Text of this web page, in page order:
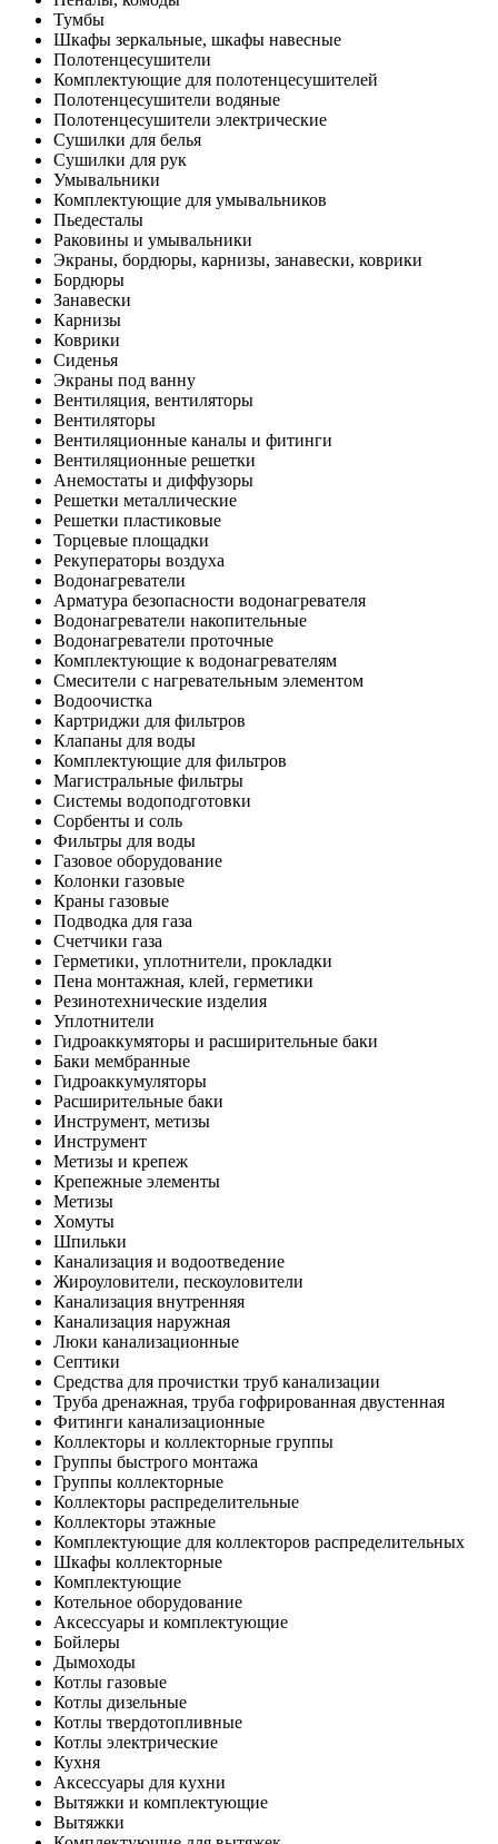
Тумбы
Шкафы зеркальные, шкафы навесные
Полотенцесушители
Комплектующие для полотенцесушителей
Полотенцесушители водяные
Полотенцесушители электрические
Сушилки для белья
Сушилки для рук
Умывальники
Комплектующие для умывальников
Пьедесталы
Раковины и умывальники
Экраны, бордюры, карнизы, занавески, коврики
Бордюры
Занавески
Карнизы
Коврики
Сиденья
Экраны под ванну
Вентиляция, вентиляторы
Вентиляторы
Вентиляционные каналы и фитинги
Вентиляционные решетки
Анемостаты и диффузоры
Решетки металлические
Решетки пластиковые
Торцевые площадки
Рекуператоры воздуха
Водонагреватели
Арматура безопасности водонагревателя
Водонагреватели накопительные
Водонагреватели проточные
Комплектующие к водонагревателям
Смесители с нагревательным элементом
Водоочистка
Картриджи для фильтров
Клапаны для воды
Комплектующие для фильтров
Магистральные фильтры
Системы водоподготовки
Сорбенты и соль
Фильтры для воды
Газовое оборудование
Колонки газовые
Краны газовые
Подводка для газа
Счетчики газа
Герметики, уплотнители, прокладки
Пена монтажная, клей, герметики
Резинотехнические изделия
Уплотнители
Гидроаккумяторы и расширительные баки
Баки мембранные
Гидроаккумуляторы
Расширительные баки
Инструмент, метизы
Инструмент
Метизы и крепеж
Крепежные элементы
Метизы
Хомуты
Шпильки
Канализация и водоотведение
Жироуловители, пескоуловители
Канализация внутренняя
Канализация наружная
Люки канализационные
Септики
Средства для прочистки труб канализации
Труба дренажная, труба гофрированная двустенная
Фитинги канализационные
Коллекторы и коллекторные группы
Группы быстрого монтажа
Группы коллекторные
Коллекторы распределительные
Коллекторы этажные
Комплектующие для коллекторов распределительных
Шкафы коллекторные
Комплектующие
Котельное оборудование
Аксессуары и комплектующие
Бойлеры
Дымоходы
Котлы газовые
Котлы дизельные
Котлы твердотопливные
Котлы электрические
Кухня
Аксессуары для кухни
Вытяжки и комплектующие
Вытяжки